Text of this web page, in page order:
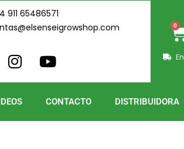
911 65486571
I
n
s
t
Y
o
u
t
0
CONTACTO DISTRIBUIDORA